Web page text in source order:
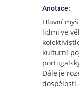
Anotace:
Hlavní
lidmi ve
kulturní
Dále je
dospělosti